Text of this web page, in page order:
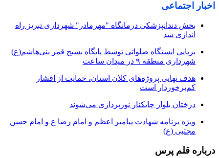
اخبار اجتماعی
بخش دندانپزشکی درمانگاه "مهرمادر" شهرداری تبریز راه
اندازی شد
برپایی ایستگاه صلواتی توسط پایگاه بسیج قمر بنی‌هاشم(ع)
شهرداری منطقه ۹ در میدان ساعت
هدف نهایی پروژه‌های کلان استان، حمایت از اقشار
کم‌برخوردار است
درختان بلوار چایکنار نورپردازی می‌شوند
ویژه برنامه شهادت پیامبر اعظم و امام رضا ع و امام حسن
مجتبی (ع)
درباره قلم پرس